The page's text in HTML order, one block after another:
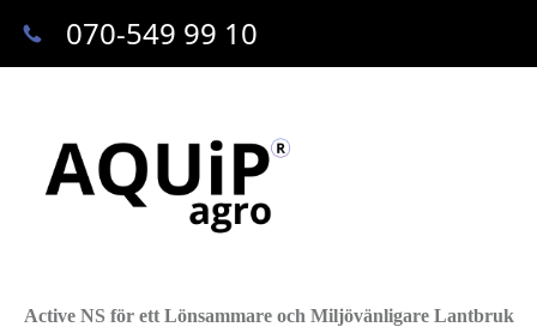
070-549 99 10
Active NS för ett Lönsammare och Miljövänligare Lantbruk